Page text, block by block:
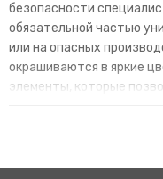
безопасности
обязательной частью
или на опасных
окрашиваются в яркие
элементы, которые
изделий